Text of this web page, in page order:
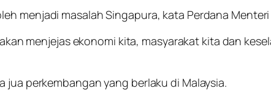
menjadi masalah Singapura, kata Perdana Menteri
menjejas ekonomi kita, masyarakat kita dan
perkembangan yang berlaku di Malaysia.